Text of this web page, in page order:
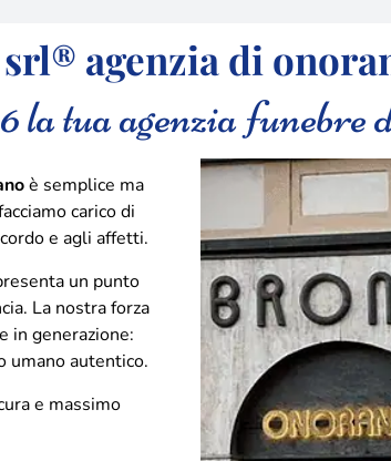
agenzia di
la tua agenzia funebre
è semplice ma
carico di
e agli affetti.
un punto
La nostra forza
in generazione:
umano autentico.
e massimo